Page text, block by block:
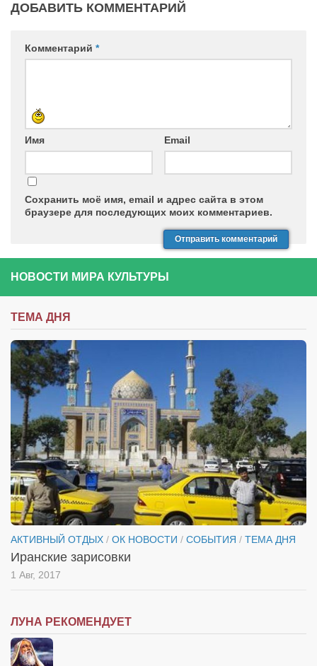
ДОБАВИТЬ КОММЕНТАРИЙ
Комментарий *
Имя Email
Сохранить моё имя, email и адрес сайта в этом
браузере для последующих моих комментариев.
НОВОСТИ МИРА КУЛЬТУРЫ
ТЕМА ДНЯ
АКТИВНЫЙ ОТДЫХ / ОК НОВОСТИ / СОБЫТИЯ / ТЕМА ДНЯ
Иранские зарисовки
1 Авг, 2017
ЛУНА РЕКОМЕНДУЕТ